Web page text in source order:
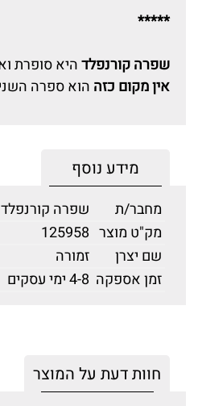
*****
שפרה קורנפלדהיא סופרת
אין מקום כזה הוא ספרה
מידע נוסף
מחבר/ת
שפרה קורנפלד
מק"ט מוצר 125958
שם יצרן
זמורה
זמן אספקה 4-8 ימי עסקים
חוות דעת על המוצר